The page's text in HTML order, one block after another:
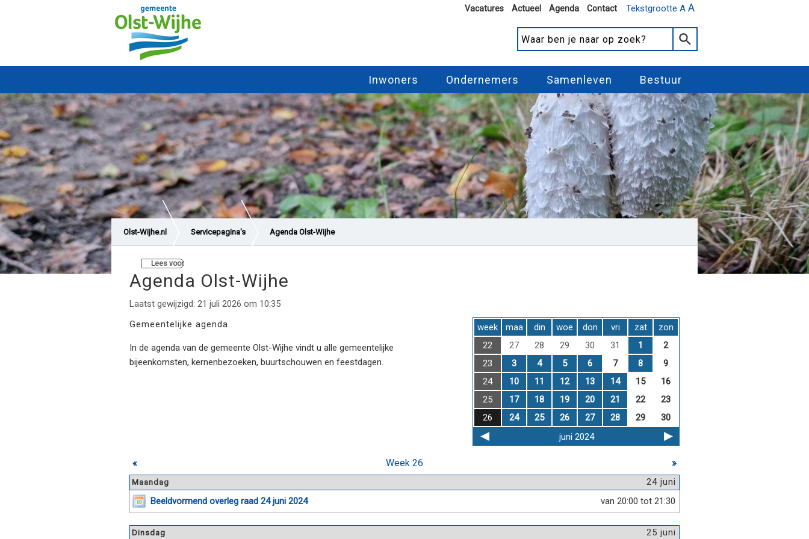
Tekstgrootte A A
Vacatures Actueel Agenda Contact
Inwoners Ondernemers Samenleven Bestuur
Olst-Wijhe.nl Servicepagina's Agenda Olst-Wijhe
Lees voor
Agenda Olst-Wijhe
Laatst gewijzigd: 21 juli 2026 om 10:35
Gemeentelijke agenda
In de agenda van de gemeente Olst-Wijhe vindt u alle gemeentelijke
bijeenkomsten, kernenbezoeken, buurtschouwen en feestdagen.
week maa din woe don vri zat
zon
22
27 28 29 30 31 1
2
23
3 4 5 6 7 8
9
24
10 11 12 13 14 15
16
25
17 18 19 20 21 22
23
26
24 25 26 27 28 29
30
juni 2024
« Week 26 »
24 juni
Maandag
van 20:00 tot 21:30
Beeldvormend overleg raad 24 juni 2024
25 juni
Dinsdag